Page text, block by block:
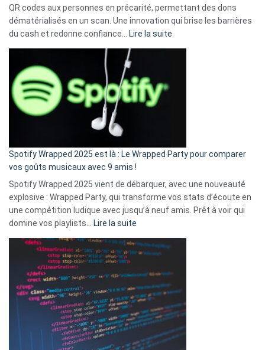
QR codes aux personnes en précarité, permettant des dons
dématérialisés en un scan. Une innovation qui brise les barrières
du cash et redonne confiance… Lire la suite
Fini
»
Solly
change
la
des
3
secondes
Spotify Wrapped 2025 est là : Le Wrapped Party pour comparer
vos goûts musicaux avec 9 amis !
Spotify Wrapped 2025 vient de débarquer, avec une nouveauté
explosive : Wrapped Party, qui transforme vos stats d’écoute en
une compétition ludique avec jusqu’à neuf amis. Prêt à voir qui
domine vos playlists… Lire la suite
Spotify
Wrapped
est
là
:
Le
Wrapped
Party